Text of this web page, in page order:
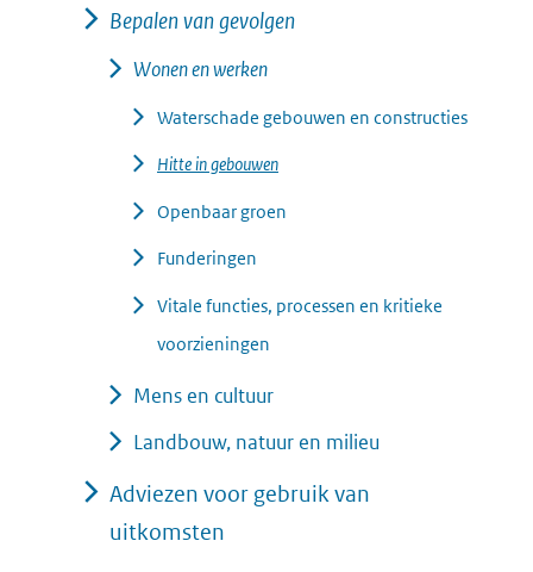
Bepalen van gevolgen
Wonen en werken
Waterschade gebouwen en constructies
Hitte in gebouwen
Openbaar groen
Funderingen
Vitale functies, processen en kritieke
voorzieningen
Mens en cultuur
Landbouw, natuur en milieu
Adviezen voor gebruik van
uitkomsten